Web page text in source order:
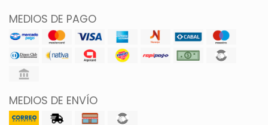
MEDIOS DE PAGO
MEDIOS DE ENVÍO